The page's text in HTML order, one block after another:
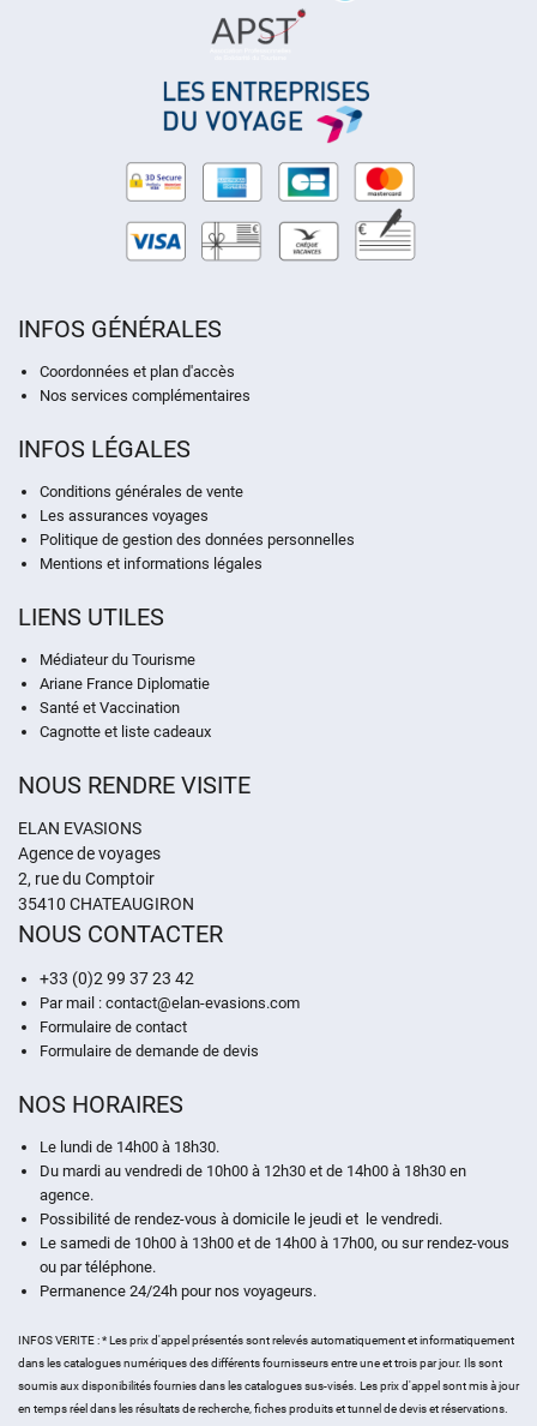
INFOS GÉNÉRALES
Coordonnées et plan d'accès
Nos services complémentaires
INFOS LÉGALES
Conditions générales de vente
Les assurances voyages
Politique de gestion des données personnelles
Mentions et informations légales
LIENS UTILES
Médiateur du Tourisme
Ariane France Diplomatie
Santé et Vaccination
Cagnotte et liste cadeaux
NOUS RENDRE VISITE
ELAN EVASIONS
Agence de voyages
2, rue du Comptoir
35410 CHATEAUGIRON
NOUS CONTACTER
+33 (0)2 99 37 23 42
Par mail : contact@elan-evasions.com
Formulaire de contact
Formulaire de demande de devis
NOS HORAIRES
Le lundi de 14h00 à 18h30.
Du mardi au vendredi de 10h00 à 12h30 et de 14h00 à 18h30 en
agence.
Possibilité de rendez-vous à domicile le jeudi et le vendredi.
Le samedi de 10h00 à 13h00 et de 14h00 à 17h00, ou sur rendez-vous
ou par téléphone.
Permanence 24/24h pour nos voyageurs.
INFOS VERITE : * Les prix d'appel présentés sont relevés automatiquement et informatiquement
dans les catalogues numériques des différents fournisseurs entre une et trois par jour. Ils sont
soumis aux disponibilités fournies dans les catalogues sus-visés. Les prix d'appel sont mis à jour
en temps réel dans les résultats de recherche, fiches produits et tunnel de devis et réservations.